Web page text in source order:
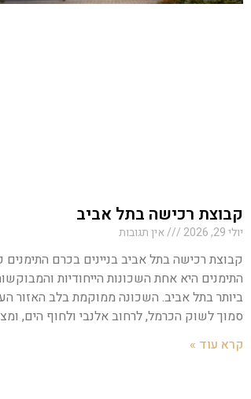
קבוצת רכישה בתל אביב
יולי 29, 2026 אין תגובות
קבוצת רכישה בתל אביב בניינים בכרם התימנים
התימנים היא אחת השכונות הייחודיות
ביותר בתל אביב. השכונה ממוקמת בלב האזור
סמוך לשוק הכרמל, לרחוב אלנבי ולחוף הים,
קרא עוד »